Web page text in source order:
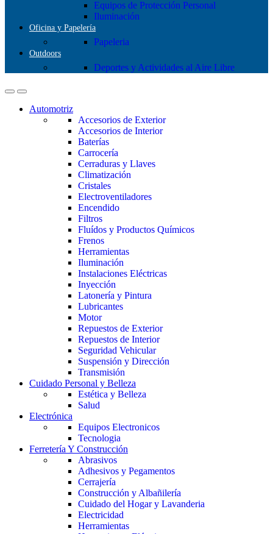
Equipos de Protección Personal
Iluminación
Oficina y Papelería
Papeleria
Outdoors
Deportes y Actividades al Aire Libre
Automotriz
Accesorios de Exterior
Accesorios de Interior
Baterías
Carrocería
Cerraduras y Llaves
Climatización
Cristales
Electroventiladores
Encendido
Filtros
Fluídos y Productos Químicos
Frenos
Herramientas
Iluminación
Instalaciones Eléctricas
Inyección
Latonería y Pintura
Lubricantes
Motor
Repuestos de Exterior
Repuestos de Interior
Seguridad Vehicular
Suspensión y Dirección
Transmisión
Cuidado Personal y Belleza
Estética y Belleza
Salud
Electrónica
Equipos Electronicos
Tecnologia
Ferretería Y Construcción
Abrasivos
Adhesivos y Pegamentos
Cerrajería
Construcción y Albañilería
Cuidado del Hogar y Lavanderia
Electricidad
Herramientas